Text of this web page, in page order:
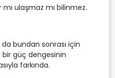
mı ulaşmaz mı bilinmez.
bundan sonrası için
bir güç dengesinin
farkında.